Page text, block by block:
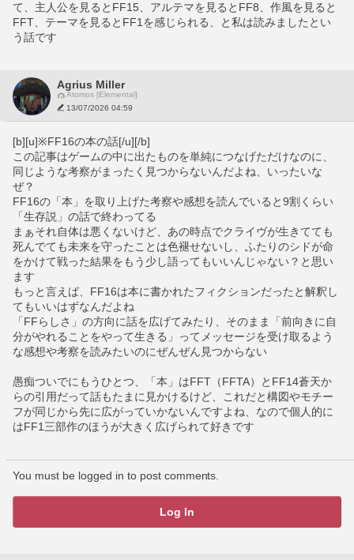
て、主人公を見るとFF15、アルテマを見るとFF8、作風を見ると
FFT、テーマを見るとFF1を感じられる、と私は読みましたとい
う話です
Agrius Miller
Atomos [Elemental]
13/07/2026 04:59
[b][u]※FF16の本の話[/u][/b]
この記事はゲームの中に出たものを単純につなげただけなのに、
同じような考察がまったく見つからないんだよね、いったいな
ぜ？
FF16の「本」を取り上げた考察や感想を読んでいると9割くらい
「生存説」の話で終わってる
まぁそれ自体は悪くないけど、あの時点でクライヴが生きてても
死んでても未来を守ったことは色褪せないし、ふたりのシドが命
をかけて戦った結果をもう少し語ってもいいんじゃない？と思い
ます
もっと言えば、FF16は本に書かれたフィクションだったと解釈し
てもいいはずなんだよね
「FFらしさ」の方向に話を広げてみたり、そのまま「前向きに自
分がやれることをやって生きる」ってメッセージを受け取るよう
な感想や考察を読みたいのにぜんぜん見つからない
愚痴ついでにもうひとつ、「本」はFFT（FFTA）とFF14蒼天か
らの引用だって話もたまに見かけるけど、これだと構図やモチー
フが同じから先に広がっていかないんですよね、なので個人的に
はFF1三部作のほうが大きく広げられて好きです
You must be logged in to post comments.
Log In